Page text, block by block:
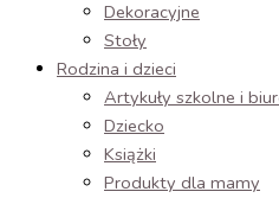
Dekoracyjne
Stoły
Rodzina i dzieci
Artykuły szkolne i
Dziecko
Książki
Produkty dla mamy